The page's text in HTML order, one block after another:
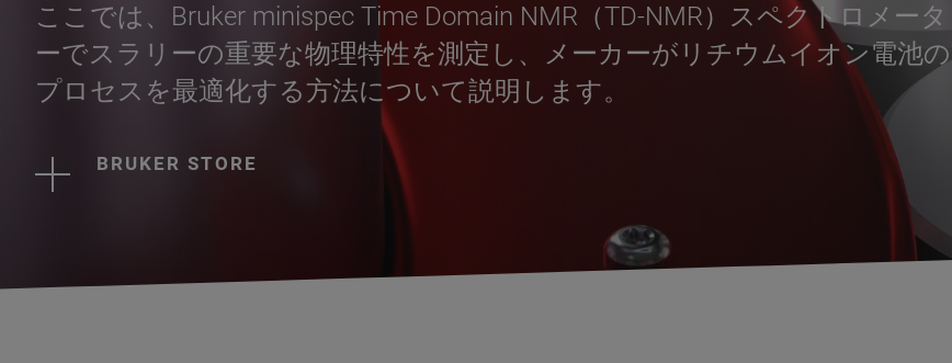
ここでは、Bruker minispec Time Domain NMR（TD-NMR）スペクトロメータ
ーでスラリーの重要な物理特性を測定し、メーカーがリチウムイオン電池の
プロセスを最適化する方法について説明します。
BRUKER STORE